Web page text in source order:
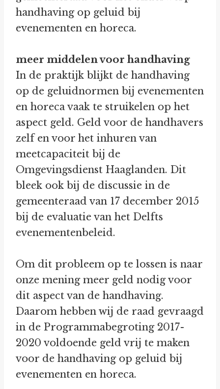
handhaving op geluid bij
evenementen en horeca.
meer middelen voor handhaving
In de praktijk blijkt de handhaving
op de geluidnormen bij evenementen
en horeca vaak te struikelen op het
aspect geld. Geld voor de handhavers
zelf en voor het inhuren van
meetcapaciteit bij de
Omgevingsdienst Haaglanden. Dit
bleek ook bij de discussie in de
gemeenteraad van 17 december 2015
bij de evaluatie van het Delfts
evenementenbeleid.
Om dit probleem op te lossen is naar
onze mening meer geld nodig voor
dit aspect van de handhaving.
Daarom hebben wij de raad gevraagd
in de Programmabegroting 2017-
2020 voldoende geld vrij te maken
voor de handhaving op geluid bij
evenementen en horeca.